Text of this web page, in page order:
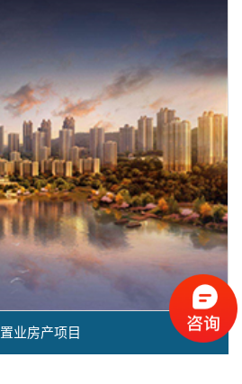
置业房产项目